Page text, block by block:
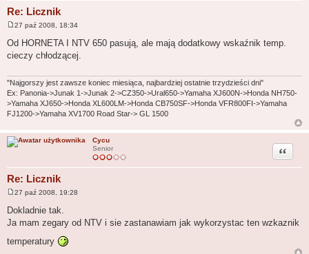
Re: Licznik
o
s
t
27 paź 2008, 18:34
Od HORNETA I NTV 650 pasują, ale mają dodatkowy wskaźnik temp.
cieczy chłodzącej.
"Najgorszy jest zawsze koniec miesiąca, najbardziej ostatnie trzydzieści dni"
Ex: Panonia->Junak 1->Junak 2->CZ350->Ural650->Yamaha XJ600N->Honda NH750-
>Yamaha XJ650->Honda XL600LM->Honda CB750SF->Honda VFR800FI->Yamaha
FJ1200->Yamaha XV1700 Road Star-> GL 1500
Cycu
Senior
Re: Licznik
Cytuj
o
s
t
27 paź 2008, 19:28
Dokladnie tak.
Ja mam zegary od NTV i sie zastanawiam jak wykorzystac ten wzkaznik
temperatury